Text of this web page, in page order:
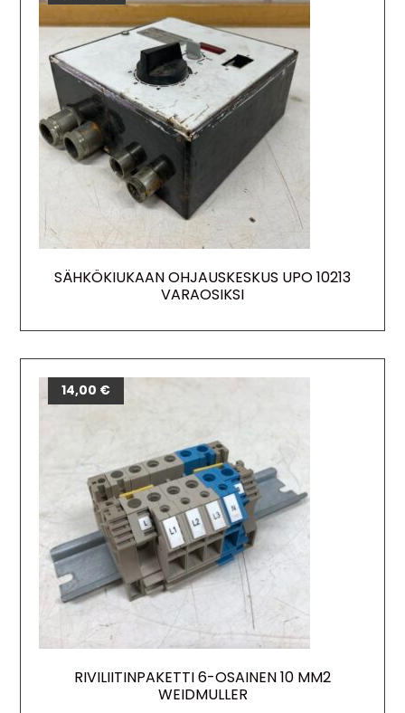
SÄHKÖKIUKAAN OHJAUSKESKUS UPO 10213
VARAOSIKSI
RIVILIITINPAKETTI 6-OSAINEN 10 MM2
WEIDMULLER
14,00 €